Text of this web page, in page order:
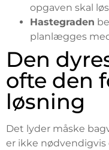
opgaven skal
Hastegraden
planlægges
Den
ofte den
løsning
Det lyder måske
er ikke nødvendigvis